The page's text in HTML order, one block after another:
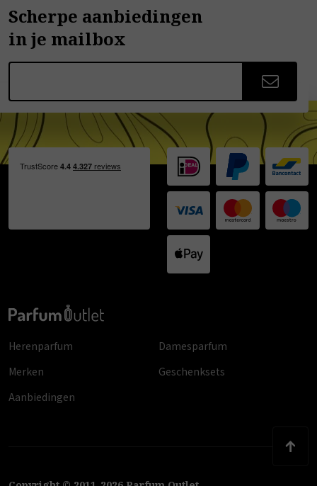
Scherpe aanbiedingen
in je mailbox
Herenparfum
Damesparfum
Merken
Geschenksets
Aanbiedingen